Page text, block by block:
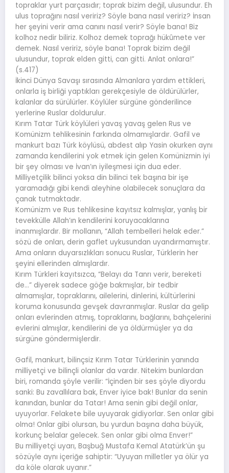
topraklar yurt parçasıdır; toprak bizim değil, ulusundur. Eh
ulus toprağını nasıl veririz? Söyle bana nasıl veririz? İnsan
her şeyini verir ama canını nasıl verir? Söyle bana! Biz
kolhoz nedir biliriz. Kolhoz demek toprağı hükûmete ver
demek. Nasıl veririz, söyle bana! Toprak bizim değil
ulusundur, toprak elden gitti, can gitti. Anlat onlara!”
(s.417)
İkinci Dünya Savaşı sırasında Almanlara yardım ettikleri,
onlarla iş birliği yaptıkları gerekçesiyle de öldürülürler,
kalanlar da sürülürler. Köylüler sürgüne gönderilince
yerlerine Ruslar doldurulur.
Kırım Tatar Türk köylüleri yavaş yavaş gelen Rus ve
Komünizm tehlikesinin farkında olmamışlardır. Gafil ve
mankurt bazı Türk köylüsü, abdest alıp Yasin okurken aynı
zamanda kendilerini yok etmek için gelen Komünizmin iyi
bir şey olması ve İvan’ın iyileşmesi için dua eder.
Milliyetçilik bilinci yoksa din bilinci tek başına bir işe
yaramadığı gibi kendi aleyhine olabilecek sonuçlara da
çanak tutmaktadır.
Komünizm ve Rus tehlikesine kayıtsız kalmışlar, yanlış bir
tevekkülle Allah’ın kendilerini koruyacaklarına
inanmışlardır. Bir mollanın, “Allah tembelleri helak eder.”
sözü de onları, derin gaflet uykusundan uyandırmamıştır.
Ama onların duyarsızlıkları sonucu Ruslar, Türklerin her
şeyini ellerinden almışlardır.
Kırım Türkleri kayıtsızca, “Belayı da Tanrı verir, bereketi
de…” diyerek sadece göğe bakmışlar, bir tedbir
almamışlar, topraklarını, ailelerini, dinlerini, kültürlerini
koruma konusunda gevşek davranmışlar. Ruslar da gelip
onları evlerinden atmış, topraklarını, bağlarını, bahçelerini
evlerini almışlar, kendilerini de ya öldürmüşler ya da
sürgüne göndermişlerdir.
Gafil, mankurt, bilinçsiz Kırım Tatar Türklerinin yanında
milliyetçi ve bilinçli olanlar da vardır. Nitekim bunlardan
biri, romanda şöyle verilir: “İçinden bir ses şöyle diyordu
sanki: Bu zavallılara bak, Enver iyice bak! Bunlar da senin
kanından, bunlar da Tatar! Ama senin gibi değil onlar,
uyuyorlar. Felakete bile uyuyarak gidiyorlar. Sen onlar gibi
olma! Onlar gibi olursan, bu yurdun başına daha büyük,
korkunç belalar gelecek. Sen onlar gibi olma Enver!”
Bu milliyetçi uyarı, Başbuğ Mustafa Kemal Atatürk’ün şu
sözüyle aynı içeriğe sahiptir: “Uyuyan milletler ya ölür ya
da köle olarak uyanır.”